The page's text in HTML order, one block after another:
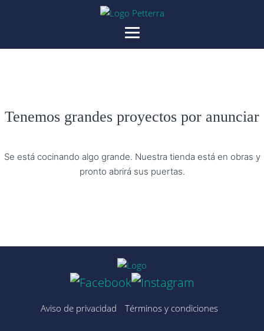
Tenemos grandes proyectos por anunciar
Se está cocinando algo grande. Nuestra tienda está en obras y
pronto abrirá sus puertas.
Aviso de privacidad Términos y condiciones